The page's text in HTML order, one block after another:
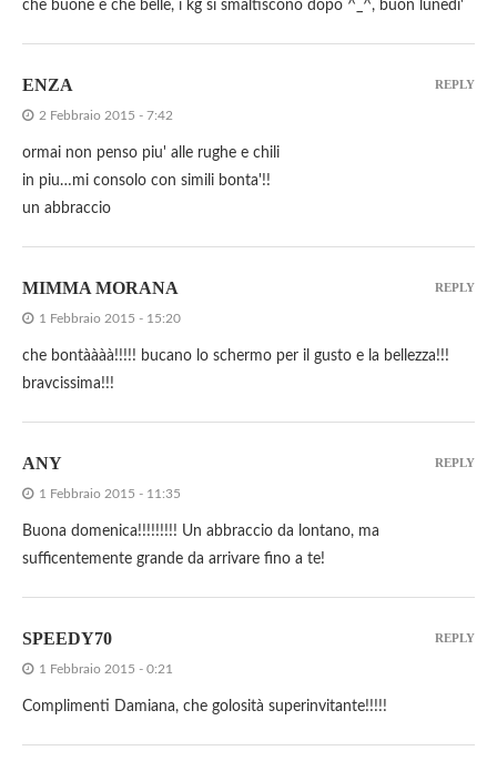
che buone e che belle, i kg si smaltiscono dopo ^_^, buon lunedi'
ENZA
2 Febbraio 2015 - 7:42
ormai non penso piu' alle rughe e chili
in piu…mi consolo con simili bonta'!!
un abbraccio
REPLY
MIMMA MORANA
1 Febbraio 2015 - 15:20
che bontàààà!!!!! bucano lo schermo per il gusto e la bellezza!!!
bravcissima!!!
REPLY
ANY
1 Febbraio 2015 - 11:35
Buona domenica!!!!!!!!! Un abbraccio da lontano, ma
sufficentemente grande da arrivare fino a te!
REPLY
SPEEDY70
1 Febbraio 2015 - 0:21
Complimenti Damiana, che golosità superinvitante!!!!!
REPLY